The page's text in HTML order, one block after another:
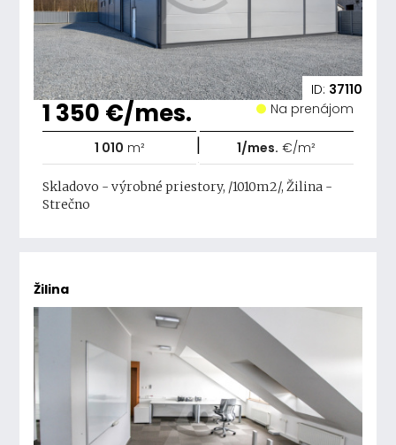
ID: 37110
1 350 €/mes. Na prenájom
1 010 m² | 1/mes. €/m²
Skladovo - výrobné priestory, /1010m2/, Žilina -
Strečno
Žilina